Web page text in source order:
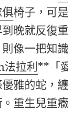
椅子，可
晚就反復
像一把知
法拉利**「
雅的蛇，
重生兒重